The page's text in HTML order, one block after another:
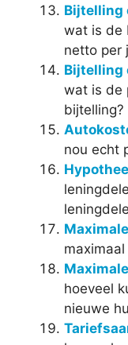
Bijtelling
wat is de
netto per
Bijtelling
wat is de
bijtelling?
nou echt
hoeveel
nieuwe